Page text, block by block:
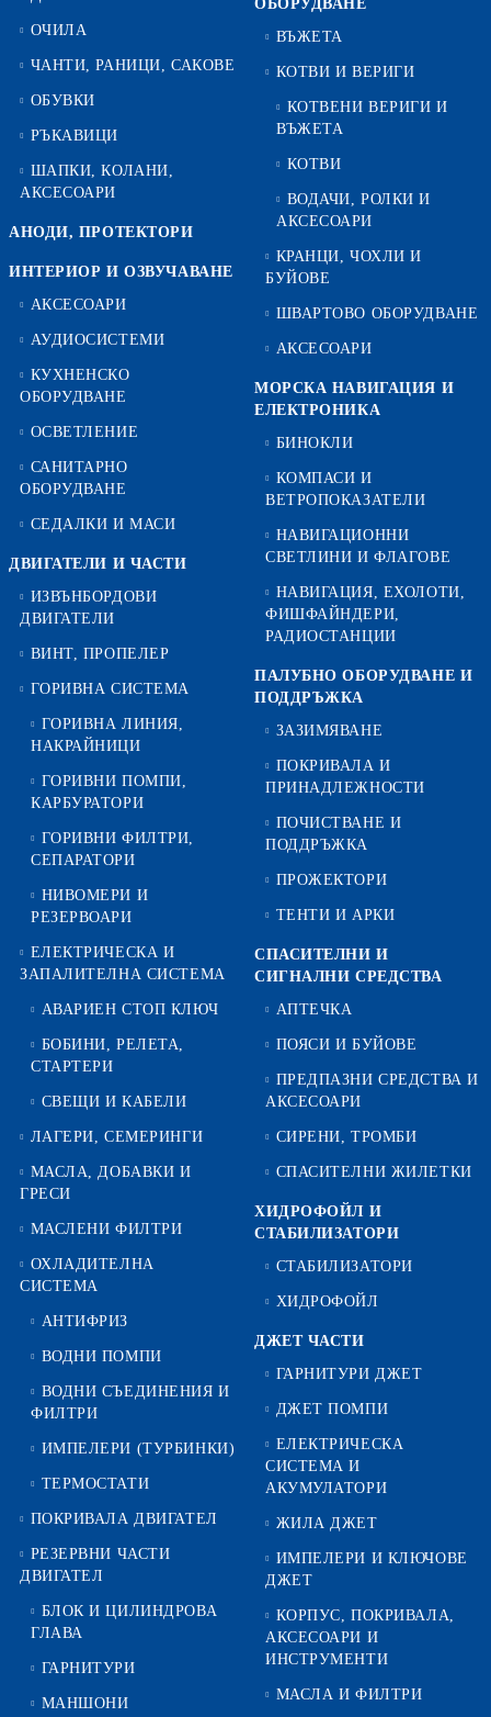
ОЧИЛА
ЧАНТИ, РАНИЦИ, САКОВЕ
ОБУВКИ
РЪКАВИЦИ
ШАПКИ, КОЛАНИ,
АКСЕСОАРИ
АНОДИ, ПРОТЕКТОРИ
ИНТЕРИОР И ОЗВУЧАВАНЕ
АКСЕСОАРИ
АУДИОСИСТЕМИ
КУХНЕНСКО
ОБОРУДВАНЕ
ОСВЕТЛЕНИЕ
САНИТАРНО
ОБОРУДВАНЕ
СЕДАЛКИ И МАСИ
ДВИГАТЕЛИ И ЧАСТИ
ИЗВЪНБОРДОВИ
ДВИГАТЕЛИ
ВИНТ, ПРОПЕЛЕР
ГОРИВНА СИСТЕМА
ГОРИВНА ЛИНИЯ,
НАКРАЙНИЦИ
ГОРИВНИ ПОМПИ,
КАРБУРАТОРИ
ГОРИВНИ ФИЛТРИ,
СЕПАРАТОРИ
НИВОМЕРИ И
РЕЗЕРВОАРИ
ЕЛЕКТРИЧЕСКА И
ЗАПАЛИТЕЛНА СИСТЕМА
АВАРИЕН СТОП КЛЮЧ
БОБИНИ, РЕЛЕТА,
СТАРТЕРИ
СВЕЩИ И КАБЕЛИ
ЛАГЕРИ, СЕМЕРИНГИ
МАСЛА, ДОБАВКИ И
ГРЕСИ
МАСЛЕНИ ФИЛТРИ
ОХЛАДИТЕЛНА
СИСТЕМА
АНТИФРИЗ
ВОДНИ ПОМПИ
ВОДНИ СЪЕДИНЕНИЯ И
ФИЛТРИ
ИМПЕЛЕРИ (ТУРБИНКИ)
ТЕРМОСТАТИ
ПОКРИВАЛА ДВИГАТЕЛ
РЕЗЕРВНИ ЧАСТИ
ДВИГАТЕЛ
БЛОК И ЦИЛИНДРОВА
ГЛАВА
ГАРНИТУРИ
МАНШОНИ
ОБОРУДВАНЕ
ВЪЖЕТА
КОТВИ И ВЕРИГИ
КОТВЕНИ ВЕРИГИ И
ВЪЖЕТА
КОТВИ
ВОДАЧИ, РОЛКИ И
АКСЕСОАРИ
КРАНЦИ, ЧОХЛИ И
БУЙОВЕ
ШВАРТОВО ОБОРУДВАНЕ
АКСЕСОАРИ
МОРСКА НАВИГАЦИЯ И
ЕЛЕКТРОНИКА
БИНОКЛИ
КОМПАСИ И
ВЕТРОПОКАЗАТЕЛИ
НАВИГАЦИОННИ
СВЕТЛИНИ И ФЛАГОВЕ
НАВИГАЦИЯ, ЕХОЛОТИ,
ФИШФАЙНДЕРИ,
РАДИОСТАНЦИИ
ПАЛУБНО ОБОРУДВАНЕ И
ПОДДРЪЖКА
ЗАЗИМЯВАНЕ
ПОКРИВАЛА И
ПРИНАДЛЕЖНОСТИ
ПОЧИСТВАНЕ И
ПОДДРЪЖКА
ПРОЖЕКТОРИ
ТЕНТИ И АРКИ
СПАСИТЕЛНИ И
СИГНАЛНИ СРЕДСТВА
АПТЕЧКА
ПОЯСИ И БУЙОВЕ
ПРЕДПАЗНИ СРЕДСТВА И
АКСЕСОАРИ
СИРЕНИ, ТРОМБИ
СПАСИТЕЛНИ ЖИЛЕТКИ
ХИДРОФОЙЛ И
СТАБИЛИЗАТОРИ
СТАБИЛИЗАТОРИ
ХИДРОФОЙЛ
ДЖЕТ ЧАСТИ
ГАРНИТУРИ ДЖЕТ
ДЖЕТ ПОМПИ
ЕЛЕКТРИЧЕСКА
СИСТЕМА И
АКУМУЛАТОРИ
ЖИЛА ДЖЕТ
ИМПЕЛЕРИ И КЛЮЧОВЕ
ДЖЕТ
КОРПУС, ПОКРИВАЛА,
АКСЕСОАРИ И
ИНСТРУМЕНТИ
МАСЛА И ФИЛТРИ